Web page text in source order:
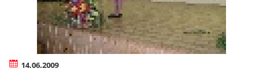
14.06.2009